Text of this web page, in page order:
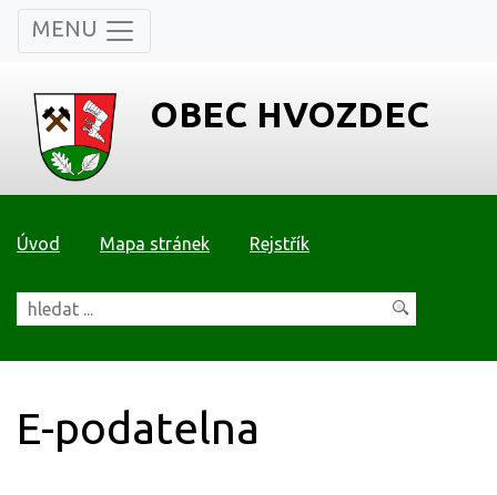
MENU
OBEC HVOZDEC
Úvod Mapa stránek Rejstřík
E-podatelna